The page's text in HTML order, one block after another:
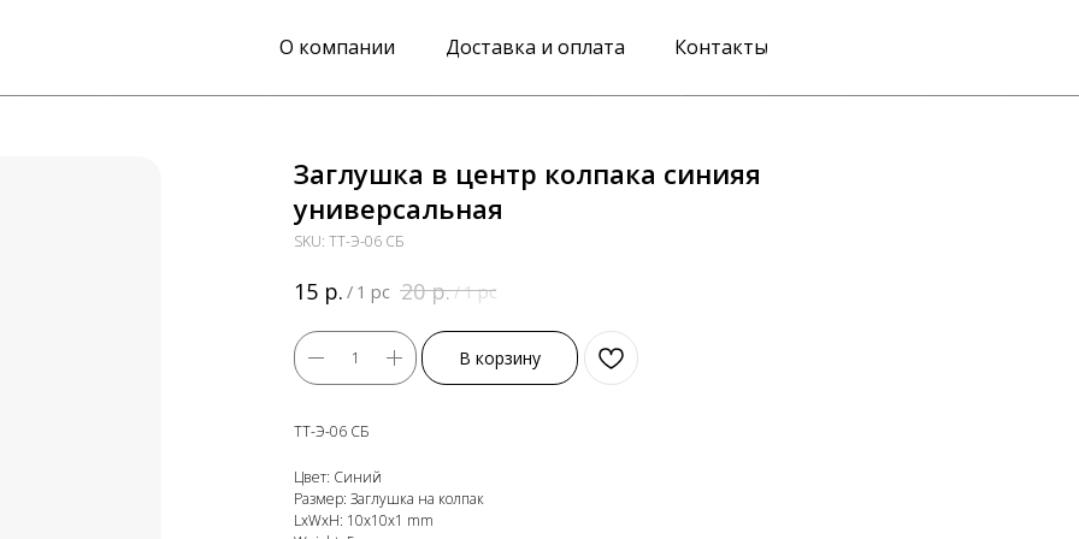
О компании Доставка и оплата Контакты
Заглушка в центр колпака синияя
универсальная
SKU: ТТ-Э-06 СБ
15 р. / 1 pc 20 р./1 pc
В корзину
ТТ-Э-06 СБ
Цвет: Синий
Размер: Заглушка на колпак
LxWxH: 10x10x1 mm